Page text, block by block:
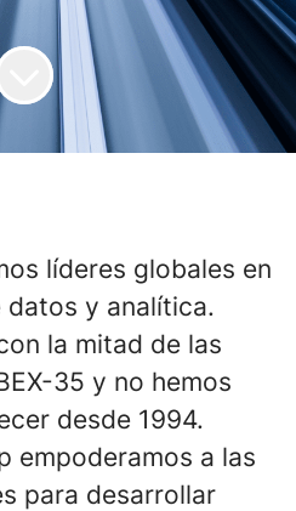
líderes globales en
datos y analítica.
la mitad de las
35 y no hemos
desde 1994.
empoderamos a las
para desarrollar